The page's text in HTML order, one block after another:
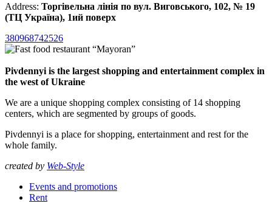
Address: Торгівельна лінія по вул. Виговського, 102, № 19
(ТЦ Україна), 1ий поверх
380968742526
Pivdennyi is the largest shopping and entertainment complex in
the west of Ukraine
We are a unique shopping complex consisting of 14 shopping
centers, which are segmented by groups of goods.
Pivdennyi is a place for shopping, entertainment and rest for the
whole family.
created by Web-Style
Events and promotions
Rent